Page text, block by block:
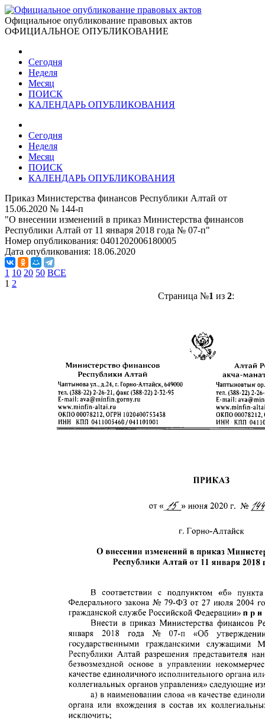
Официальное опубликование правовых актов
ОФИЦИАЛЬНОЕ ОПУБЛИКОВАНИЕ
Сегодня
Неделя
Месяц
ПОИСК
КАЛЕНДАРЬ ОПУБЛИКОВАНИЯ
Сегодня
Неделя
Месяц
ПОИСК
КАЛЕНДАРЬ ОПУБЛИКОВАНИЯ
Приказ Министерства финансов Республики Алтай от
15.06.2020 № 144-п
"О внесении изменений в приказ Министерства финансов
Республики Алтай от 11 января 2018 года № 07-п"
Номер опубликования: 0401202006180005
Дата опубликования: 18.06.2020
1 10 20 50 ВСЕ
1 2
Страница №1 из 2: